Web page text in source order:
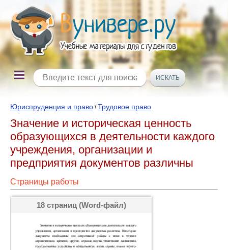
Юриспруденция и право \Трудовое право
Значение и историческая ценность
образующихся в деятельности каждого
учреждения, организации и
предприятия документов различны
Страницы работы
18 страниц (Word-файл)